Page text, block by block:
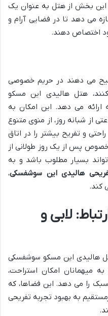
این بخش از هتل به عنوان یک
می دهد تا در فضایی آرام و
اختصاص دهند.
می دهند در حریم خصوصی
هتل هالیدی این مسکو
اتاق ۲۴ ساعته ارائه می دهد. این امکان به
از شبانه روز، از منوی متنوع
و تفریح بیشتر را در اتاق
پس از یک روز طولانی از
بسیار مطلوب باشد و به
هالیدی این سوشفسکی،
کند.
لابی و
هالیدی این مسکو سوشفسکی
میهمانان امکان استراحت،
سبک را می دهد. این فضاها، که
به بهبود تجربه تفریحی